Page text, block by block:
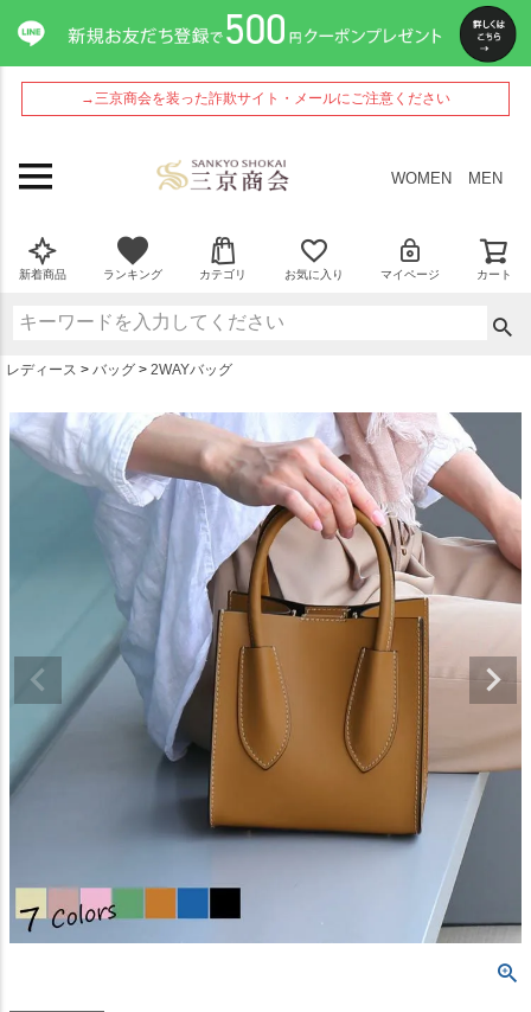
→三京商会を装った詐欺サイト・メールにご注意ください
WOMEN MEN
新着商品 ランキング カテゴリ お気に入り マイページ カート
レディース バッグ 2WAYバッグ
ペー
ジト
ップ
へ